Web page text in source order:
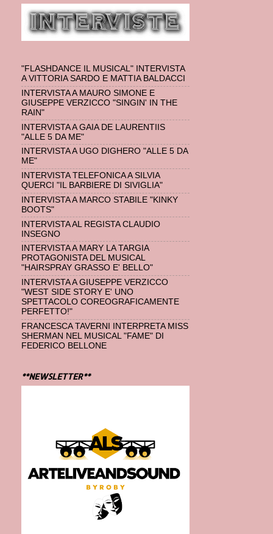
"FLASHDANCE IL MUSICAL" INTERVISTA
A VITTORIA SARDO E MATTIA BALDACCI
INTERVISTA A MAURO SIMONE E
GIUSEPPE VERZICCO "SINGIN' IN THE
RAIN"
INTERVISTA A GAIA DE LAURENTIIS
"ALLE 5 DA ME"
INTERVISTA A UGO DIGHERO "ALLE 5 DA
ME"
INTERVISTA TELEFONICA A SILVIA
QUERCI "IL BARBIERE DI SIVIGLIA"
INTERVISTA A MARCO STABILE "KINKY
BOOTS"
INTERVISTA AL REGISTA CLAUDIO
INSEGNO
INTERVISTA A MARY LA TARGIA
PROTAGONISTA DEL MUSICAL
"HAIRSPRAY GRASSO E' BELLO"
INTERVISTA A GIUSEPPE VERZICCO
"WEST SIDE STORY E' UNO
SPETTACOLO COREOGRAFICAMENTE
PERFETTO!"
FRANCESCA TAVERNI INTERPRETA MISS
SHERMAN NEL MUSICAL "FAME" DI
FEDERICO BELLONE
**NEWSLETTER**